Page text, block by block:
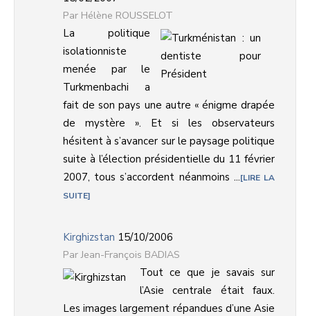
Hélène ROUSSELOT
La politique
isolationniste
menée par le
Turkmenbachi a
fait de son pays une autre « énigme drapée
de mystère ». Et si les observateurs
hésitent à s’avancer sur le paysage politique
suite à l’élection présidentielle du 11 février
2007, tous s’accordent néanmoins ... LIRE LA
SUITE
Kirghizstan 15/10/2006
Jean-François BADIAS
Tout ce que je savais sur
l’Asie centrale était faux.
Les images largement répandues d’une Asie